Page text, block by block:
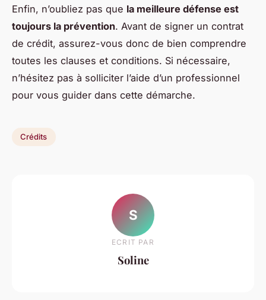
Enfin, n’oubliez pas que la meilleure défense est
toujours la prévention. Avant de signer un contrat
de crédit, assurez-vous donc de bien comprendre
toutes les clauses et conditions. Si nécessaire,
n’hésitez pas à solliciter l’aide d’un professionnel
pour vous guider dans cette démarche.
Crédits
S
ECRIT PAR
Soline